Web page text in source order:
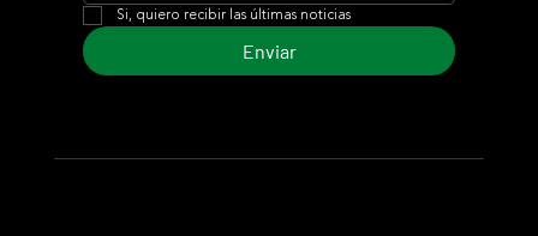
Si, quiero recibir las últimas noticias
Enviar